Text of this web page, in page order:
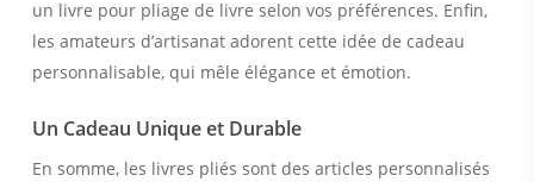
un livre pour pliage de livre selon vos préférences. Enfin,
les amateurs d’artisanat adorent cette idée de cadeau
personnalisable, qui mêle élégance et émotion.
Un Cadeau Unique et Durable
En somme, les livres pliés sont des articles personnalisés